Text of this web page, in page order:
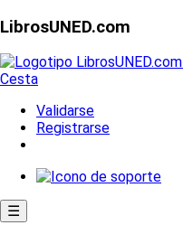
LibrosUNED.com
Cesta
Validarse
Registrarse
☰